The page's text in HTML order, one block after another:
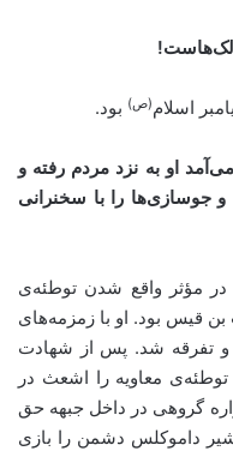
اسلام(ص) بود.
او به نزد مردم رفته و
و جوسازی‌ها را با سخنرانی
در مؤثر واقع شدن توطئه‌ی
قیس بود. او با زمزمه‌های
تفرقه شد. پس از شهادت
معاویه را اشعث در
گروهی در داخل جبهه حق
داموکلس دشمن را بازی